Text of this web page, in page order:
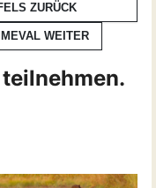
ZURÜCK
WEITER